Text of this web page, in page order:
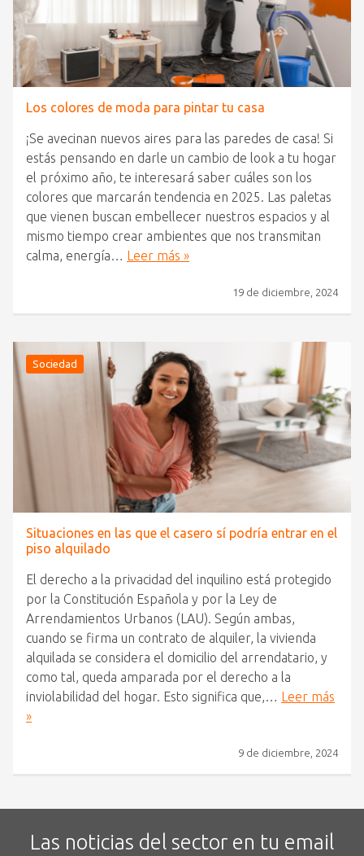
Los colores de moda para pintar tu casa
¡Se avecinan nuevos aires para las paredes de casa! Si
estás pensando en darle un cambio de look a tu hogar
el próximo año, te interesará saber cuáles son los
colores que marcarán tendencia en 2025. Las paletas
que vienen buscan embellecer nuestros espacios y al
mismo tiempo crear ambientes que nos transmitan
calma, energía… Leer más »
19 de diciembre, 2024
Sociedad
Situaciones en las que el casero sí podría entrar en el
piso alquilado
El derecho a la privacidad del inquilino está protegido
por la Constitución Española y por la Ley de
Arrendamientos Urbanos (LAU). Según ambas,
cuando se firma un contrato de alquiler, la vivienda
alquilada se considera el domicilio del arrendatario, y
como tal, queda amparada por el derecho a la
inviolabilidad del hogar. Esto significa que,… Leer más
»
9 de diciembre, 2024
Las noticias del sector en tu email